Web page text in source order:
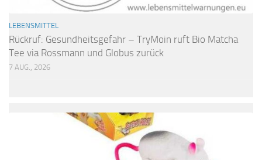
LEBENSMITTEL
Rückruf: Gesundheitsgefahr – TryMoin ruft Bio Matcha
Tee via Rossmann und Globus zurück
7 AUG., 2026